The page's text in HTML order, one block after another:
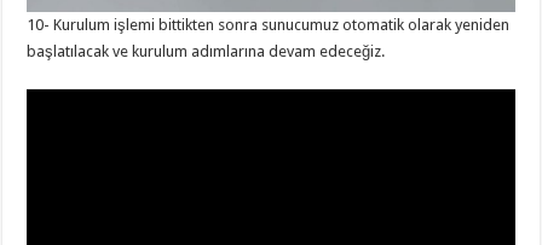
10- Kurulum işlemi bittikten sonra sunucumuz otomatik olarak yeniden
başlatılacak ve kurulum adımlarına devam edeceğiz.